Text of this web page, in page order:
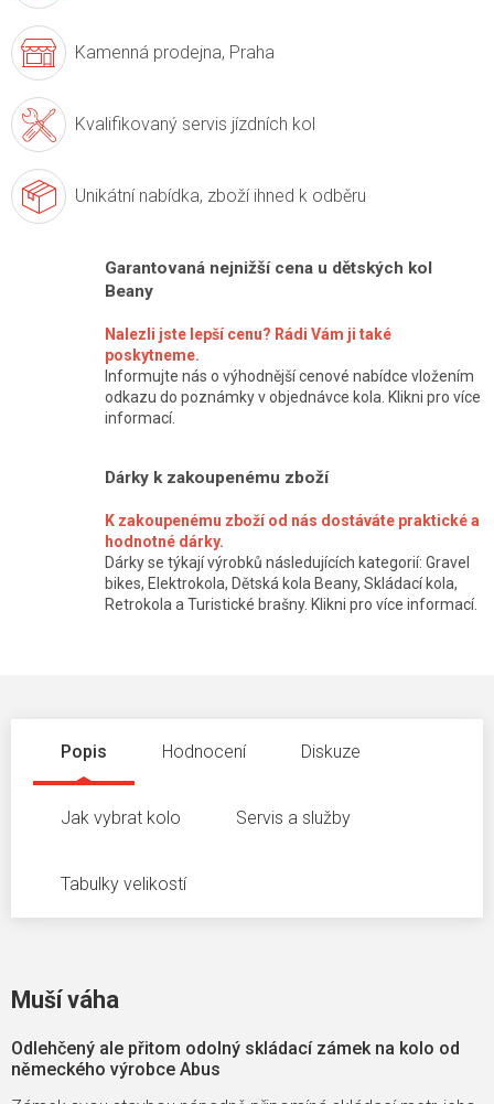
Kamenná prodejna, Praha
Kvalifikovaný servis jízdních kol
Unikátní nabídka, zboží ihned k odběru
Garantovaná nejnižší cena u dětských kol
Beany
Nalezli jste lepší cenu? Rádi Vám ji také
poskytneme.
Informujte nás o výhodnější cenové nabídce vložením
odkazu do poznámky v objednávce kola. Klikni pro více
informací.
Dárky k zakoupenému zboží
K zakoupenému zboží od nás dostáváte praktické a
hodnotné dárky.
Dárky se týkají výrobků následujících kategorií: Gravel
bikes, Elektrokola, Dětská kola Beany, Skládací kola,
Retrokola a Turistické brašny. Klikni pro více informací.
Popis Hodnocení Diskuze
Jak vybrat kolo Servis a služby
Tabulky velikostí
Muší váha
Odlehčený ale přitom odolný skládací zámek na kolo od
německého výrobce Abus